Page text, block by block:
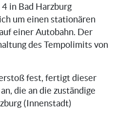
in Bad Harzburg
um einen stationären
einer Autobahn. Der
des Tempolimits von
fest, fertigt dieser
die an die zuständige
(Innenstadt)